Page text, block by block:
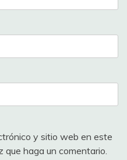
y sitio web en este
haga un comentario.